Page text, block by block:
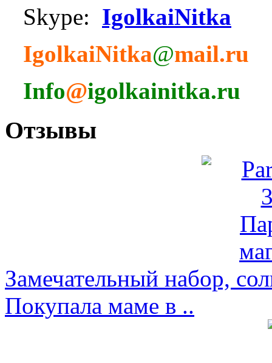
Skype: IgolkaiNitka
IgolkaiNitka@mail.ru
Info@igolkainitka.ru
Отзывы
Замечательный набор,
Покупала маме в ..